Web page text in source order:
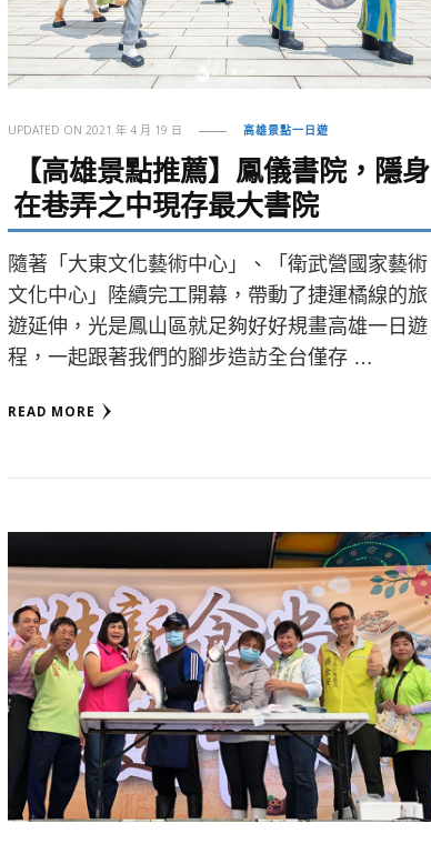
UPDATED ON 2021 年 4 月 19 日 高雄景點一日遊
【高雄景點推薦】鳳儀書院，隱身
在巷弄之中現存最大書院
隨著「大東文化藝術中心」、「衛武營國家藝術
文化中心」陸續完工開幕，帶動了捷運橘線的旅
遊延伸，光是鳳山區就足夠好好規畫高雄一日遊
程，一起跟著我們的腳步造訪全台僅存 …
READ MORE